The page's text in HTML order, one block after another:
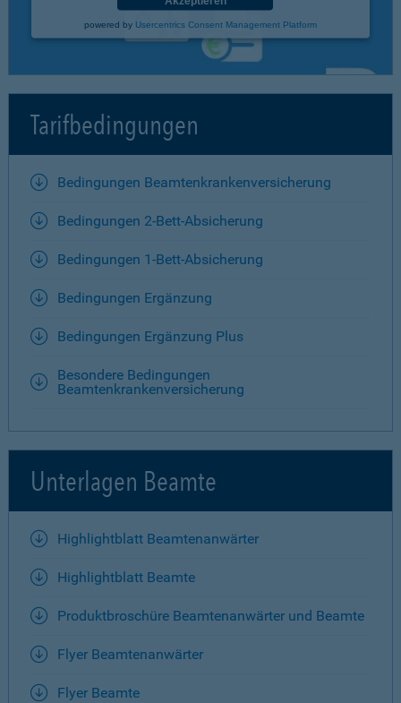
powered by Usercentrics Consent Management Platform
Tarifbedingungen
Bedingungen Beamtenkrankenversicherung
Bedingungen 2-Bett-Absicherung
Bedingungen 1-Bett-Absicherung
Bedingungen Ergänzung
Bedingungen Ergänzung Plus
Besondere Bedingungen
Beamtenkrankenversicherung
Unterlagen Beamte
Highlightblatt Beamtenanwärter
Highlightblatt Beamte
Produktbroschüre Beamtenanwärter und Beamte
Flyer Beamtenanwärter
Flyer Beamte